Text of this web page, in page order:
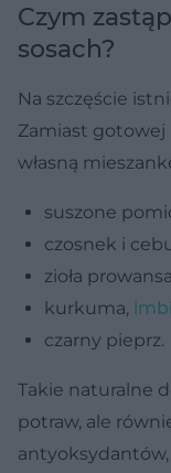
Czym
sosach?
Na szczęście
Zamiast gotowej
własną
suszone
czosnek i
zioła
kurkuma,
czarny pieprz.
Takie naturalne
potraw, ale